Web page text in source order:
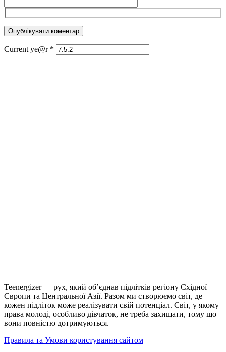
Current ye@r *
Teenergizer — рух, який об’єднав підлітків регіону Східної
Європи та Центральної Азії. Разом ми створюємо світ, де
кожен підліток може реалізувати свій потенціал. Світ, у якому
права молоді, особливо дівчаток, не треба захищати, тому що
вони повністю дотримуються.
Правила та Умови користування сайтом